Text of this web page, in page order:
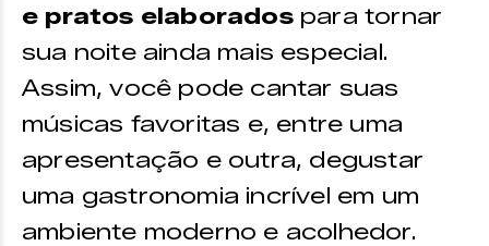
e pratos elaboradospara tornar
sua noite ainda mais especial.
Assim, você pode cantar suas
músicas favoritas e, entre uma
apresentação e outra, degustar
uma gastronomia incrível em um
ambiente moderno e acolhedor.